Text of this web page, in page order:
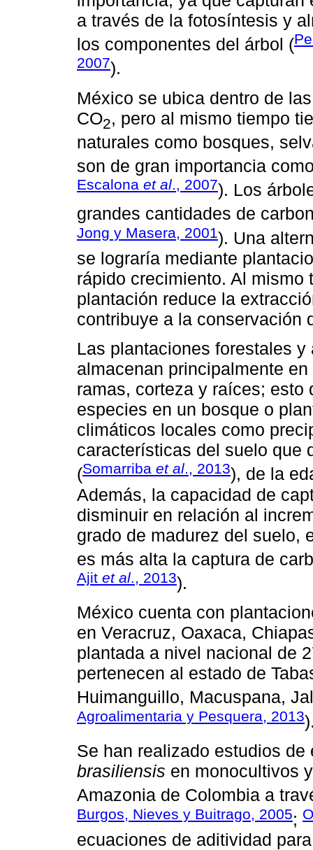
a través de la fotosíntesis y
los componentes del árbol (
2007).
México se ubica dentro de
CO2, pero al mismo tiempo
naturales como bosques,
son de gran importancia
Escalona et al., 2007). Los
grandes cantidades de
Jong y Masera, 2001). Una
se lograría mediante
rápido crecimiento. Al
plantación reduce la
contribuye a la conservación
Las plantaciones forestales
almacenan principalmente
ramas, corteza y raíces;
especies en un bosque o
climáticos locales como
características del suelo que
(Somarriba et al., 2013), de la
Además, la capacidad de
disminuir en relación al
grado de madurez del suelo,
es más alta la captura de
Ajit et al., 2013).
México cuenta con
en Veracruz, Oaxaca,
plantada a nivel nacional de
pertenecen al estado de
Huimanguillo, Macuspana,
Agroalimentaria y Pesquera, 2013
Se han realizado estudios
brasiliensis en monocultivos
Amazonia de Colombia a
Burgos, Nieves y Buitrago, 2005;
ecuaciones de aditividad